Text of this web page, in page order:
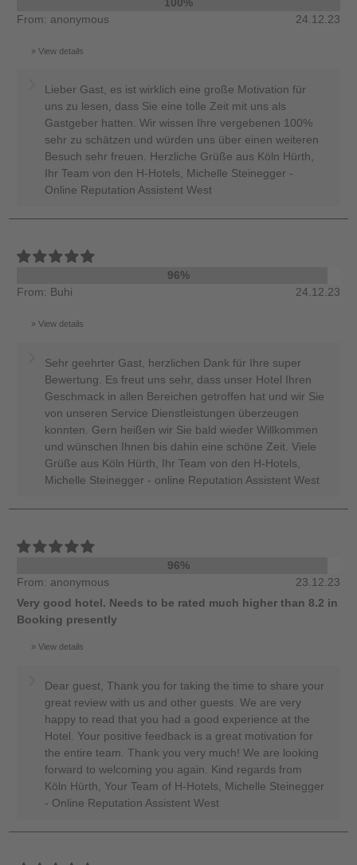
100%
From: anonymous
24.12.23
View details
Lieber Gast, es ist wirklich eine große Motivation für
uns zu lesen, dass Sie eine tolle Zeit mit uns als
Gastgeber hatten. Wir wissen Ihre vergebenen 100%
sehr zu schätzen und würden uns über einen weiteren
Besuch sehr freuen. Herzliche Grüße aus Köln Hürth,
Ihr Team von den H-Hotels, Michelle Steinegger -
Online Reputation Assistent West
96%
From: Buhi
24.12.23
View details
Sehr geehrter Gast, herzlichen Dank für Ihre super
Bewertung. Es freut uns sehr, dass unser Hotel Ihren
Geschmack in allen Bereichen getroffen hat und wir Sie
von unseren Service Dienstleistungen überzeugen
konnten. Gern heißen wir Sie bald wieder Willkommen
und wünschen Ihnen bis dahin eine schöne Zeit. Viele
Grüße aus Köln Hürth, Ihr Team von den H-Hotels,
Michelle Steinegger - online Reputation Assistent West
96%
From: anonymous
23.12.23
Very good hotel. Needs to be rated much higher than 8.2 in
Booking presently
View details
Dear guest, Thank you for taking the time to share your
great review with us and other guests. We are very
happy to read that you had a good experience at the
Hotel. Your positive feedback is a great motivation for
the entire team. Thank you very much! We are looking
forward to welcoming you again. Kind regards from
Köln Hürth, Your Team of H-Hotels, Michelle Steinegger
- Online Reputation Assistent West